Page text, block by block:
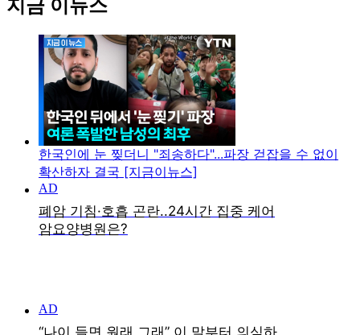
지금 이뉴스
한국인에 눈 찢더니 "죄송하다"...파장 걷잡을 수 없이
확산하자 결국 [지금이뉴스]